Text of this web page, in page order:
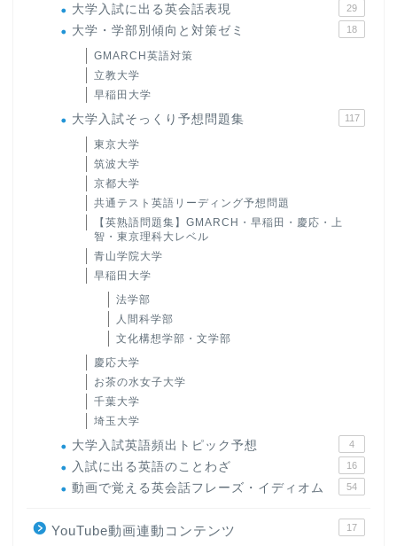
大学入試に出る英会話表現 29
大学・学部別傾向と対策ゼミ 18
GMARCH英語対策
立教大学
早稲田大学
大学入試そっくり予想問題集 117
東京大学
筑波大学
京都大学
共通テスト英語リーディング予想問題
【英熟語問題集】GMARCH・早稲田・慶応・上
智・東京理科大レベル
青山学院大学
早稲田大学
法学部
人間科学部
文化構想学部・文学部
慶応大学
お茶の水女子大学
千葉大学
埼玉大学
大学入試英語頻出トピック予想 4
入試に出る英語のことわざ 16
動画で覚える英会話フレーズ・イディオム 54
YouTube動画連動コンテンツ 17